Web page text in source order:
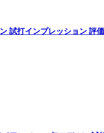
試打インプレッション 評